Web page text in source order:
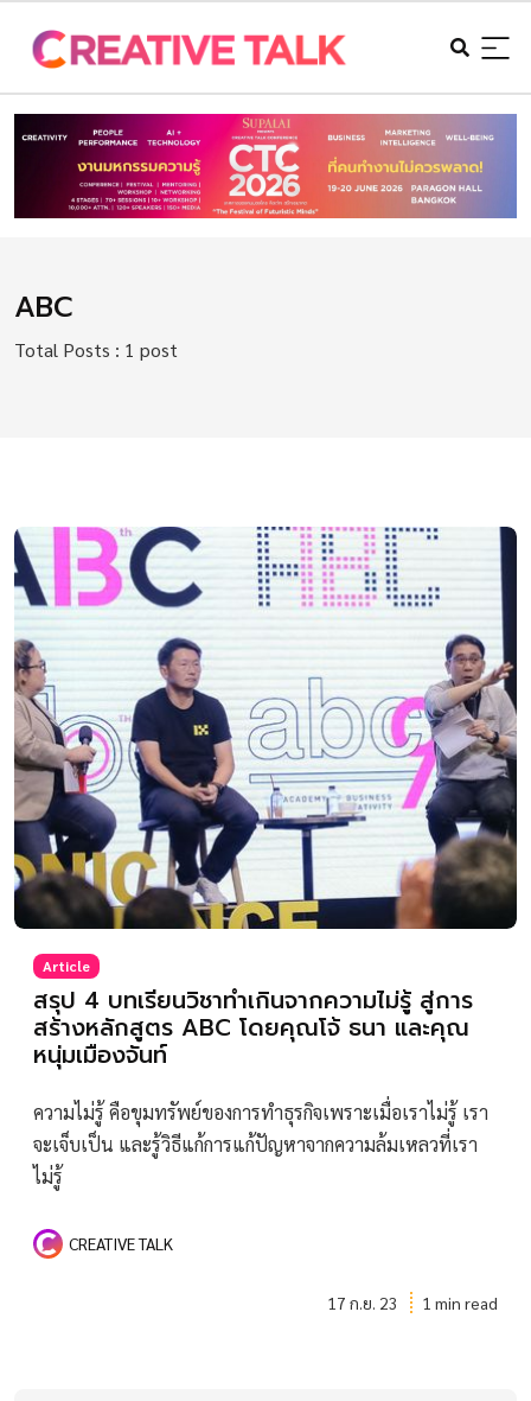
ABC
Total Posts : 1 post
Article
สรุป 4 บทเรียนวิชาทำเกินจากความไม่รู้ สู่การ
สร้างหลักสูตร ABC โดยคุณโจ้ ธนา และคุณ
หนุ่มเมืองจันท์
ความไม่รู้ คือขุมทรัพย์ของการทำธุรกิจเพราะเมื่อเราไม่รู้ เรา
จะเจ็บเป็น และรู้วิธีแก้การแก้ปัญหาจากความล้มเหลวที่เรา
ไม่รู้
CREATIVE TALK
17 ก.ย. 23 1 min read